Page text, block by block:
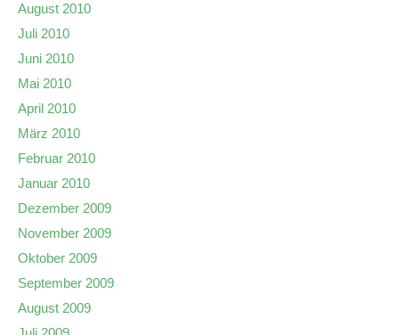
August 2010
Juli 2010
Juni 2010
Mai 2010
April 2010
März 2010
Februar 2010
Januar 2010
Dezember 2009
November 2009
Oktober 2009
September 2009
August 2009